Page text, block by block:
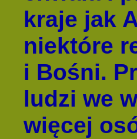
kraje jak
niektóre
i Bośni.
ludzi we
więcej